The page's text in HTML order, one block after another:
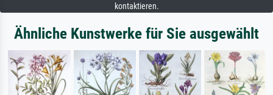
kontaktieren.
Ähnliche Kunstwerke für Sie ausgewählt